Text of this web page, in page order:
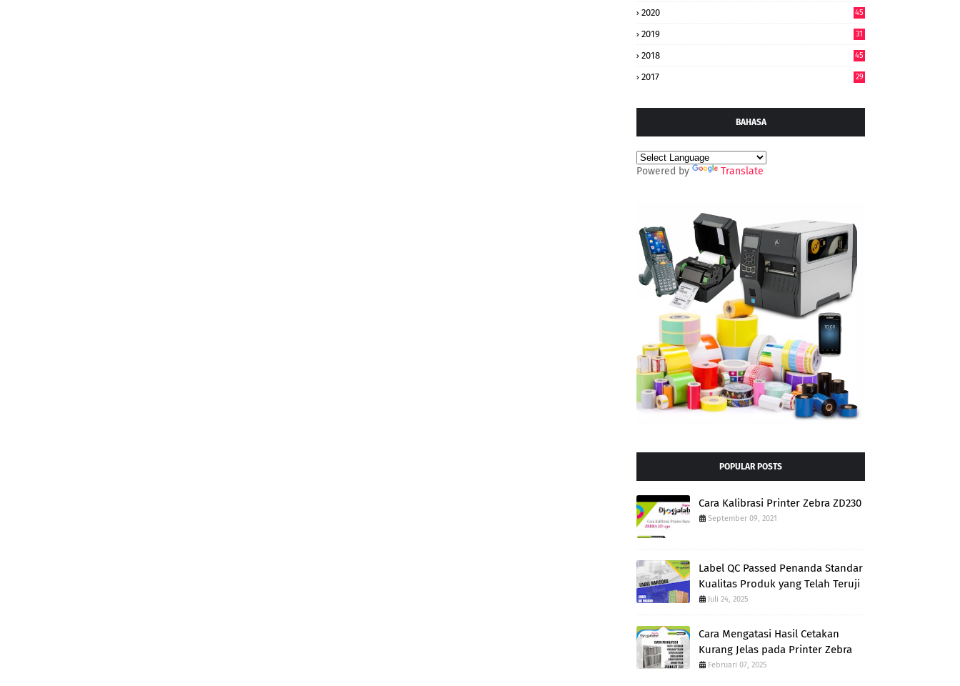
2020 45
2019 31
2018 45
2017 29
BAHASA
Powered by Translate
POPULAR POSTS
Cara Kalibrasi Printer Zebra ZD230
September 09, 2021
Label QC Passed Penanda Standar
Kualitas Produk yang Telah Teruji
Juli 24, 2025
Cara Mengatasi Hasil Cetakan
Kurang Jelas pada Printer Zebra
Februari 07, 2025